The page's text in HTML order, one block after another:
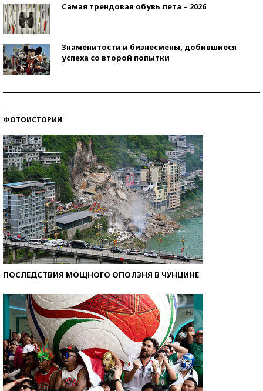
Самая трендовая обувь лета – 2026
Знаменитости и бизнесмены, добившиеся
успеха со второй попытки
ФОТОИСТОРИИ
ПОСЛЕДСТВИЯ МОЩНОГО ОПОЛЗНЯ В ЧУНЦИНЕ